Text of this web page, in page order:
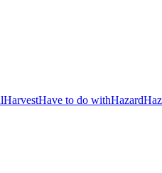
HarvestHave to do withHazard